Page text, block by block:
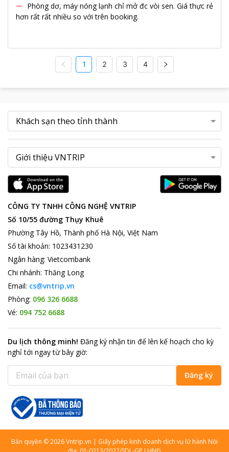
Phòng dơ, máy nóng lạnh chỉ mở đc vòi sen. Giá thực rẻ
hơn rất rất nhiều so với trên booking.
1 2 3 4
CÔNG TY TNHH CÔNG NGHỆ VNTRIP
Số 10/55 đường Thụy Khuê
Phường Tây Hồ, Thành phố Hà Nội, Việt Nam
Số tài khoản: 1023431230
Ngân hàng: Vietcombank
Chi nhánh: Thăng Long
Email: cs@vntrip.vn
Phòng: 096 326 6688
Vé: 094 752 6688
Du lịch thông minh! Đăng ký nhận tin để lên kế hoạch cho kỳ
nghỉ tới ngay từ bây giờ:
Đăng ký
Bản quyền ©2026Vntrip.vn | Giấy phép kinh doanh dịch vụ lữ hành Nội